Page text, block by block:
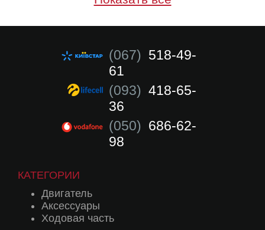
(067) 518-49-
61
(093) 418-65-
36
(050) 686-62-
98
КАТЕГОРИИ
Двигатель
Аксессуары
Ходовая часть